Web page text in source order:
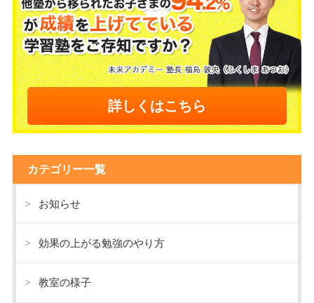
詳しくはこちら
カテゴリー一覧
お知らせ
効果の上がる勉強のやり方
教室の様子